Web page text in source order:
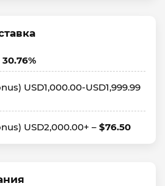
30.76%
USD1,000.00-USD1,999.99
USD2,000.00+ – $76.50